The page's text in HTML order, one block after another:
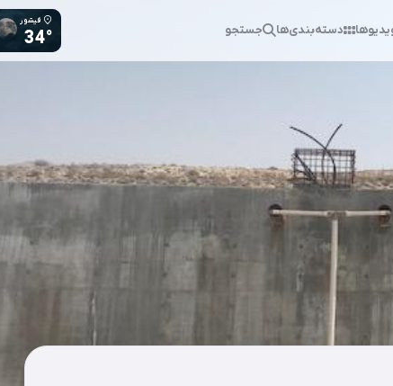
دسته‌بندی‌ها جستجو
فیشور
34°